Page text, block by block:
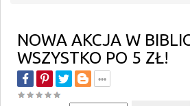
NOWA AKCJA W
WSZYSTKO PO 5 ZŁ!